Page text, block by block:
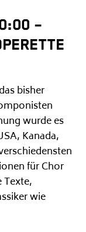
–
bisher
wurde es
Kanada,
für Chor
wie